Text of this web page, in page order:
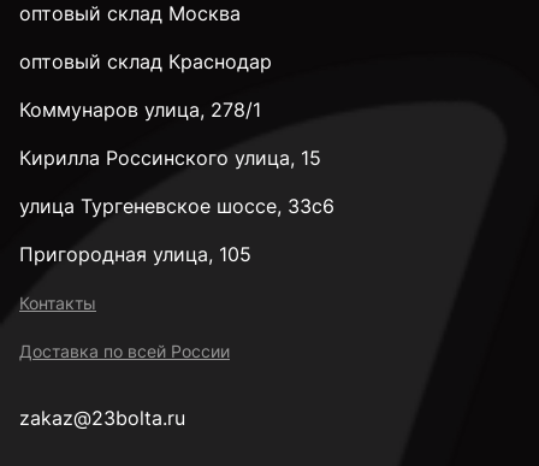
оптовый склад Москва
оптовый склад Краснодар
Коммунаров улица, 278/1
Кирилла Россинского улица, 15
улица Тургеневское шоссе, 33с6
Пригородная улица, 105
Контакты
Доставка по всей России
zakaz@23bolta.ru